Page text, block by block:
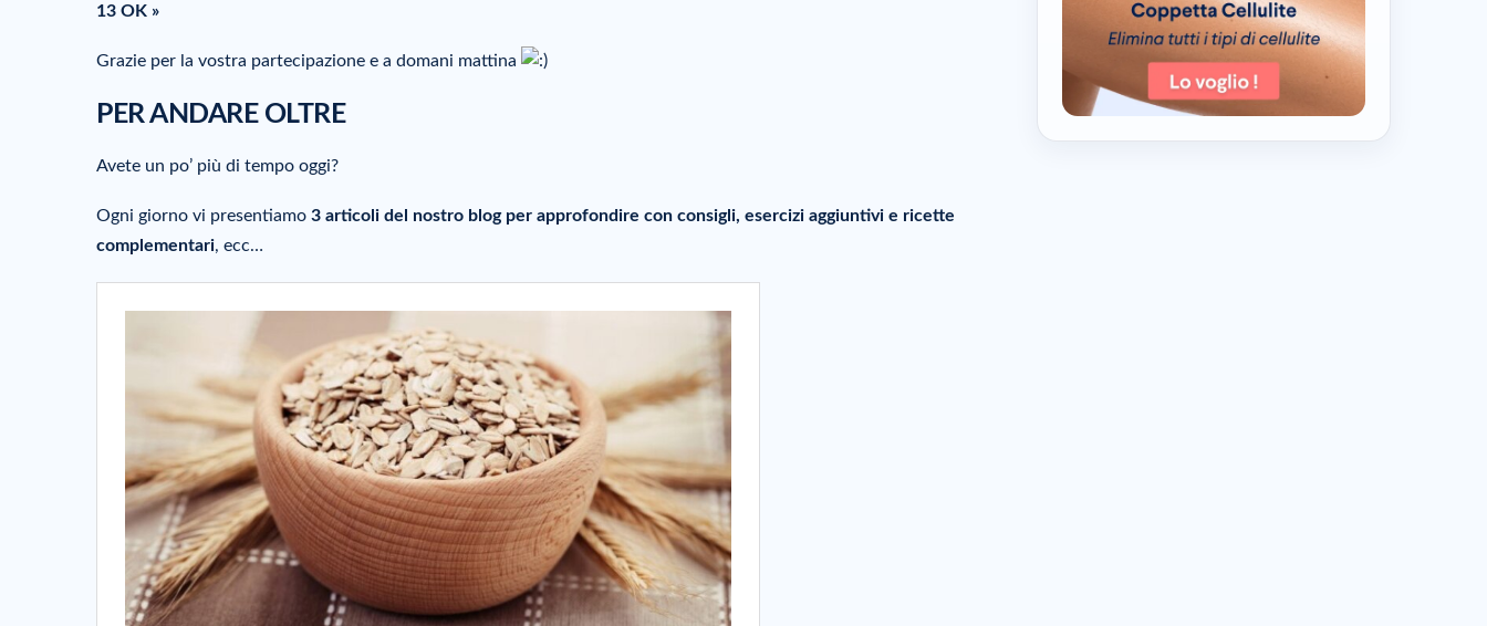
13 OK »
Grazie per la vostra partecipazione e a domani mattina
PER ANDARE OLTRE
Avete un po’ più di tempo oggi?
Ogni giorno vi presentiamo 3 articoli del nostro blog per approfondire con consigli, esercizi aggiuntivi e ricette
complementari, ecc…